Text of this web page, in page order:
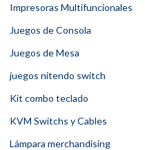
Impresoras Multifuncionales
Juegos de Consola
Juegos de Mesa
juegos nitendo switch
Kit combo teclado
KVM Switchs y Cables
Lámpara merchandising